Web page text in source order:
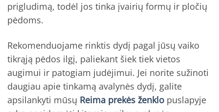
prigludimą, todėl jos tinka įvairių formų ir pločių
pėdoms.
Rekomenduojame rinktis dydį pagal jūsų vaiko
tikrąją pėdos ilgį, paliekant šiek tiek vietos
augimui ir patogiam judėjimui. Jei norite sužinoti
daugiau apie tinkamą avalynės dydį, galite
apsilankyti mūsų Reima prekės ženklo puslapyje